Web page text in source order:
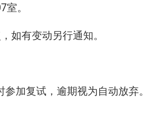
。
如有变动另行通知。
加复试，逾期视为自动放弃。